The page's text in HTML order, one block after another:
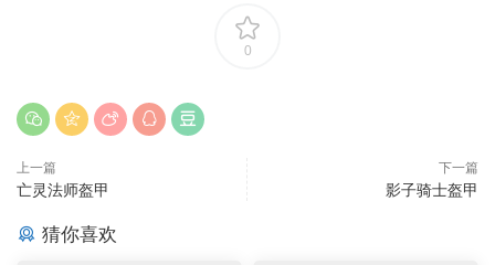
0
上一篇
亡灵法师盔甲
下一篇
影子骑士盔甲
猜你喜欢